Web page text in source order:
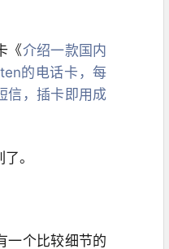
《介绍一款国内
的电话卡，每
信，插卡即用成
。
一个比较细节的